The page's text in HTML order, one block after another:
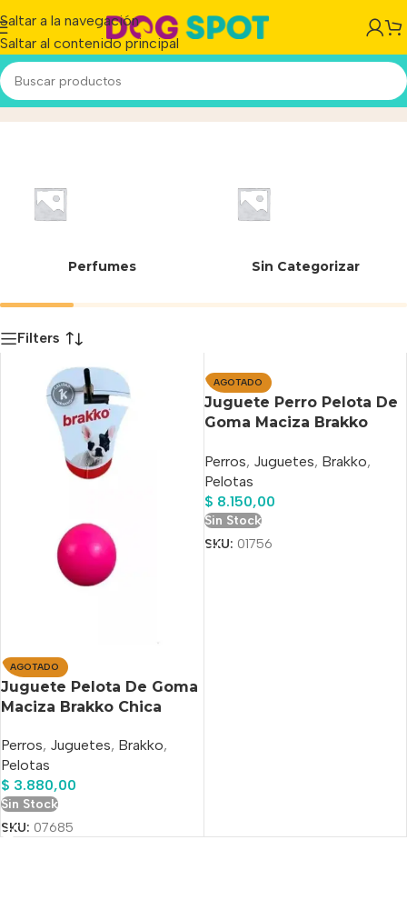
Saltar a la navegación
Saltar al contenido principal
Pelota MacizaInicio/Producto
Perfumes Sin Categorizar
Filters
AGOTADO
Juguete Pelota De Goma
Maciza Brakko Chica
Perros, Juguetes, Brakko,
Pelotas
$ 3.880,00
Sin Stock
SKU: 07685
AGOTADO
Juguete Perro Pelota De
Goma Maciza Brakko
Perros, Juguetes, Brakko,
Pelotas
$ 8.150,00
Sin Stock
SKU: 01756